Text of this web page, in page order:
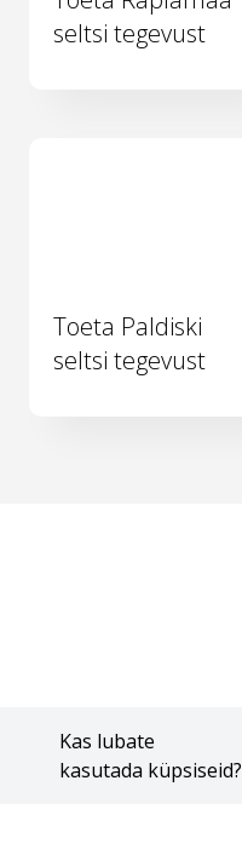
Kas lubate
kasutada küpsiseid?
seltsi tegevust
Toeta Paldiski
seltsi tegevust